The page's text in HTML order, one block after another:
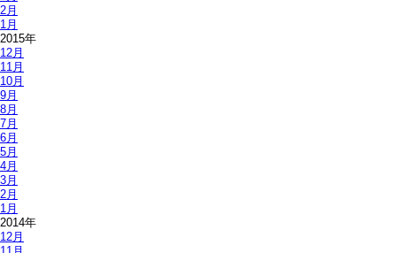
2月
1月
2015年
12月
11月
10月
9月
8月
7月
6月
5月
4月
3月
2月
1月
2014年
12月